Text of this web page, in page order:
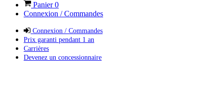
Panier0
Connexion / Commandes
Connexion / Commandes
Prix garanti pendant 1 an
Carrières
Devenez un concessionnaire